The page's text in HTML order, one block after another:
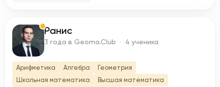
Р Ранис
3 года в Geoma.Club · 4 ученика
Арифметика Алгебра
Геометрия
Школьная математика
Высшая математика